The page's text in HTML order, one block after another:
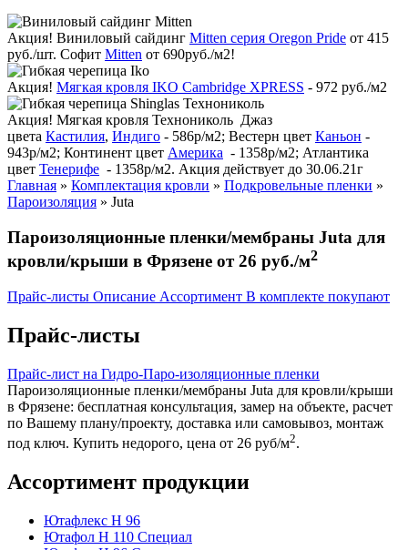
Акция! Виниловый сайдинг Mitten серия Oregon Pride от 415
руб./шт. Софит Mitten от 690руб./м2!
Акция! Мягкая кровля IKO Cambridge XPRESS - 972 руб./м2
Акция! Мягкая кровля Технониколь Джаз
цвета Кастилия, Индиго - 586р/м2; Вестерн цвет Каньон -
943р/м2; Континент цвет Америка - 1358р/м2; Атлантика
цвет Тенерифе - 1358р/м2. Акция действует до 30.06.21г
Главная » Комплектация кровли » Подкровельные пленки »
Пароизоляция » Juta
Пароизоляционные пленки/мембраны Juta для
кровли/крыши в Фрязене от 26 руб./м2
Прайс-листы Описание Ассортимент В комплекте покупают
Прайс-листы
Прайс-лист на Гидро-Паро-изоляционные пленки
Пароизоляционные пленки/мембраны Juta для кровли/крыши
в Фрязене: бесплатная консультация, замер на объекте, расчет
по Вашему плану/проекту, доставка или самовывоз, монтаж
под ключ. Купить недорого, цена от 26 руб/м2.
Ассортимент продукции
Ютафлекс Н 96
Ютафол Н 110 Специал